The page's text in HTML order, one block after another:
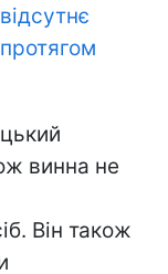
відсутнє
винна не
Він також